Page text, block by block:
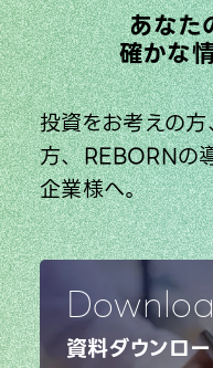
あなた
確かな
投資をお考えの
方、REBORNの
企業様へ。
資料ダウンロ